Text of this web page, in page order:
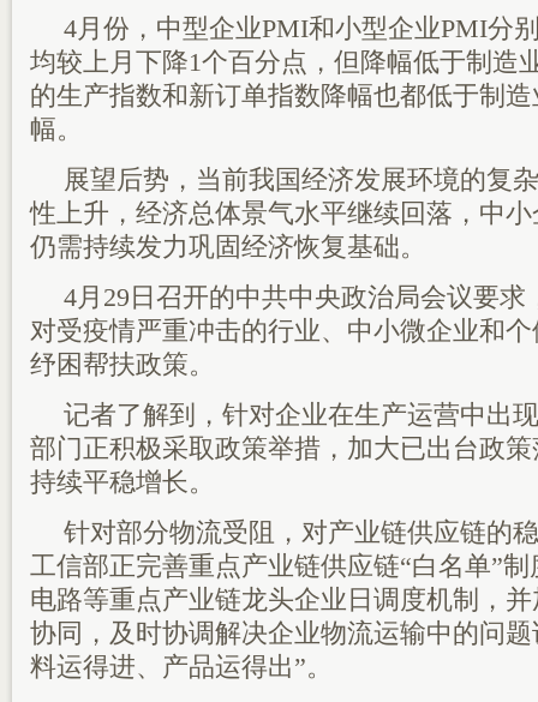
4月份，中型企业PMI和小型企业PMI分
均较上月下降1个百分点，但降幅低于制造
的生产指数和新订单指数降幅也都低于制
幅。
展望后势，当前我国经济发展环境的复
性上升，经济总体景气水平继续回落，中
仍需持续发力巩固经济恢复基础。
4月29日召开的中共中央政治局会议要求
对受疫情严重冲击的行业、中小微企业和
纾困帮扶政策。
记者了解到，针对企业在生产运营中出
部门正积极采取政策举措，加大已出台政
持续平稳增长。
针对部分物流受阻，对产业链供应链的
工信部正完善重点产业链供应链“白名单”
电路等重点产业链龙头企业日调度机制，
协同，及时协调解决企业物流运输中的问
料运得进、产品运得出”。